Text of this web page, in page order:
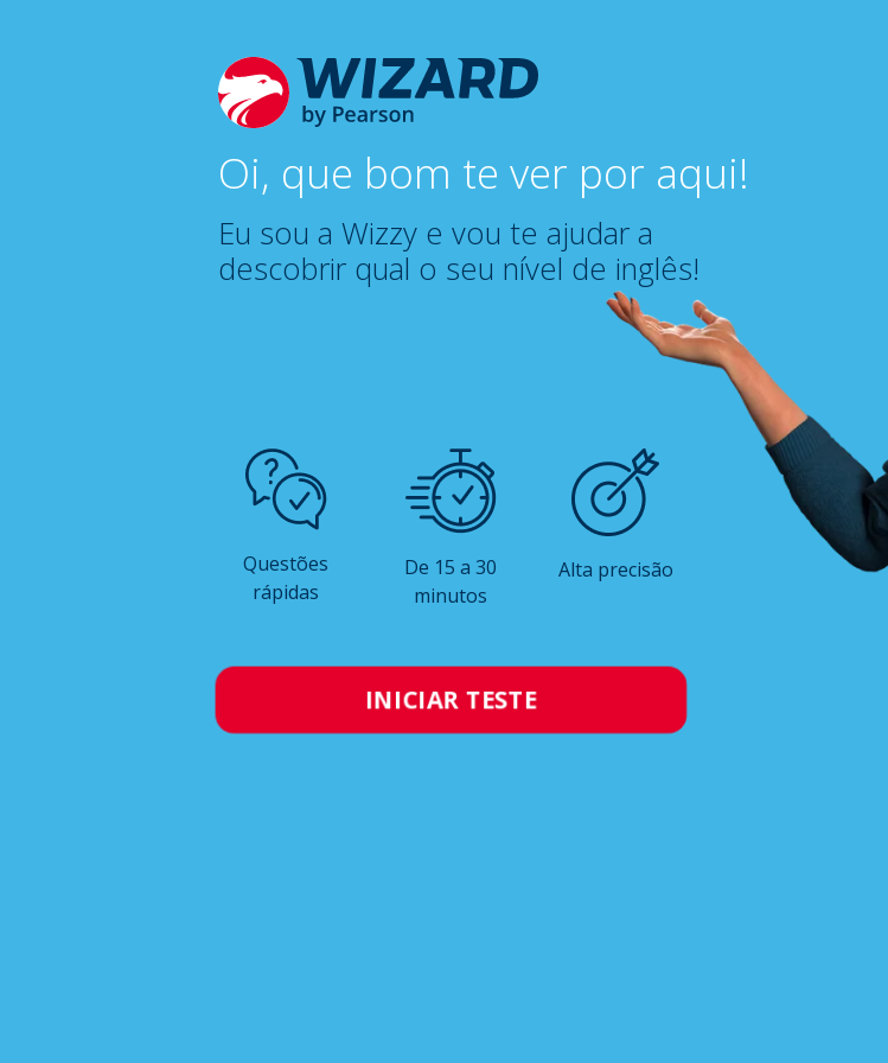
Oi, que bom te ver por aqui!
Eu sou a Wizzy e vou te ajudar a
descobrir qual o seu nível de inglês!
Questões
rápidas
De 15 a 30
minutos
Alta precisão
INICIAR TESTE